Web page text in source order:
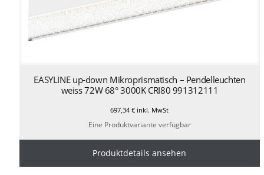
EASYLINE up-down Mikroprismatisch – Pendelleuchten
weiss 72W 68° 3000K CRI80 991312111
697,34€ inkl. MwSt
Eine Produktvariante verfügbar
Produktdetails ansehen